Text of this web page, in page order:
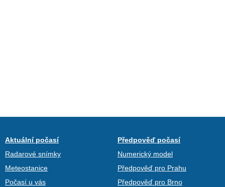
Aktuální počasí
Radarové snímky
Meteostanice
Počasí u vás
Předpověď počasí
Numerický model
Předpověď pro Prahu
Předpověď pro Brno